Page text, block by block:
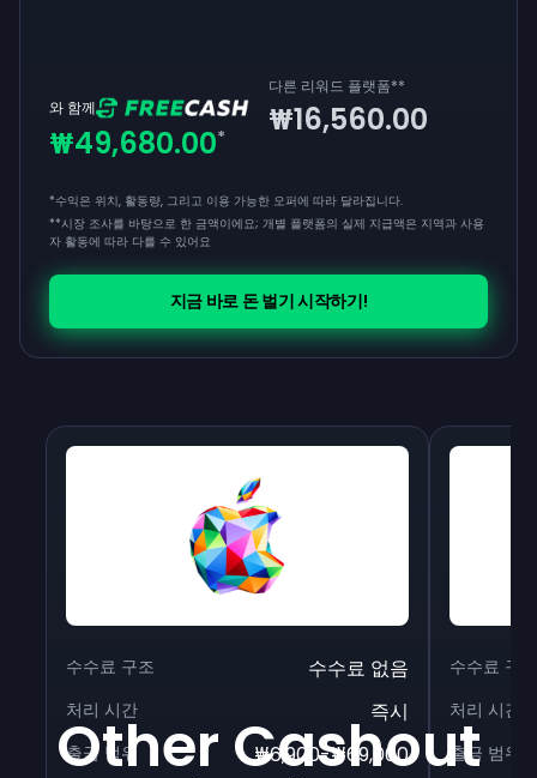
와 함께
₩49,680.00*
다른 리워드 플랫폼**
₩16,560.00
*수익은 위치, 활동량, 그리고 이용 가능한 오퍼에 따라 달라집니다.
**시장 조사를 바탕으로 한 금액이에요; 개별 플랫폼의 실제 지급액은 지역과 사용
자 활동에 따라 다를 수 있어요
지금 바로 돈 벌기 시작하기!
수수료 구조 수수료 없음
처리 시간 즉시
출금 범위 ₩6,900-₩69,000
수수료 구
처리 시간
출금 범위
Other Cashout